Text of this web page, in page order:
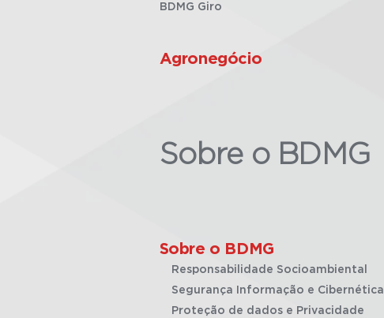
BDMG Giro
Agronegócio
Sobre o BDMG
Sobre o BDMG
Responsabilidade Socioambiental
Segurança Informação e Cibernética
Proteção de dados e Privacidade